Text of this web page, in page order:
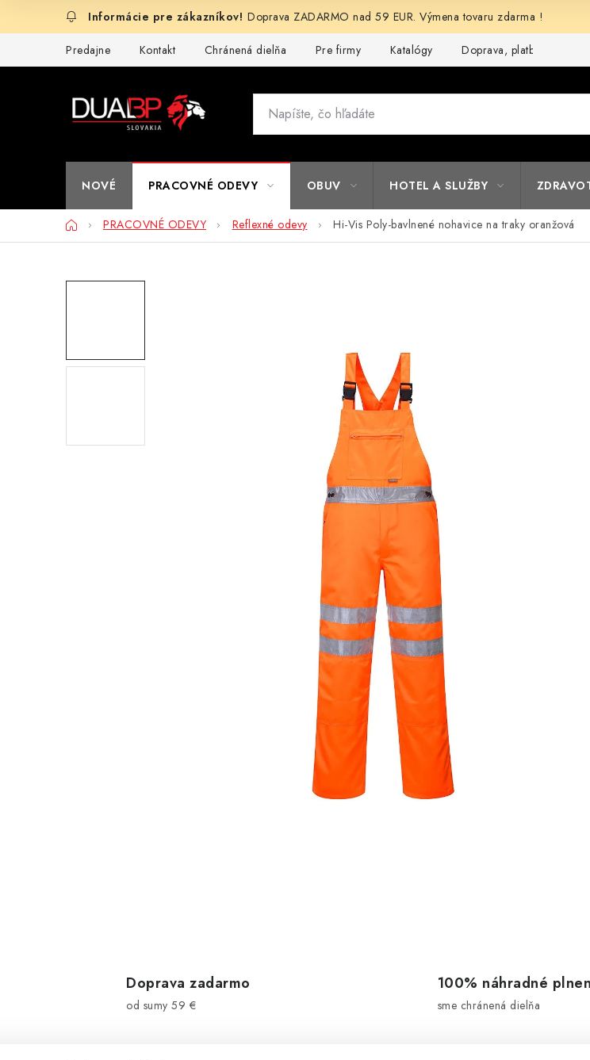
Doprava ZADARMO nad 59 EUR. Výmena tovaru zdarma !
Predajne Kontakt Chránená dielňa Pre firmy Katalógy Doprava, platba a zľavy
NOVÉ PRACOVNÉ ODEVY OBUV HOTEL A SLUŽBY
DomovPRACOVNÉ ODEVY Reflexné odevy Hi-Vis Poly-bavlnené nohavice na traky oranžová
Doprava zadarmo
od sumy 59 €
100% náhradné
sme chránená dielňa